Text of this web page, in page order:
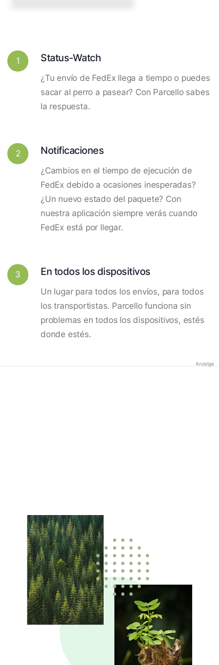
1 Status-Watch
¿Tu envío de FedEx llega a tiempo o puedes
sacar al perro a pasear? Con Parcello sabes
la respuesta.
2 Notificaciones
¿Cambios en el tiempo de ejecución de
FedEx debido a ocasiones inesperadas?
¿Un nuevo estado del paquete? Con
nuestra aplicación siempre verás cuando
FedEx está por llegar.
3 En todos los dispositivos
Un lugar para todos los envíos, para todos
los transportistas. Parcello funciona sin
problemas en todos los dispositivos, estés
donde estés.
Anzeige